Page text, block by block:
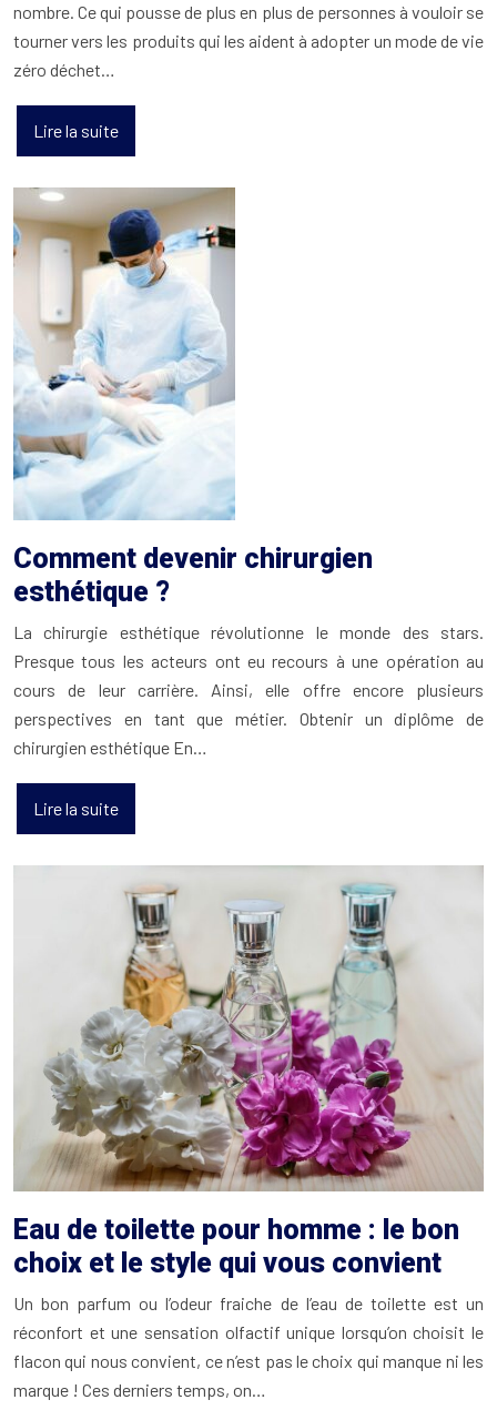
nombre. Ce qui pousse de plus en plus de personnes à vouloir se
tourner vers les produits qui les aident à adopter un mode de vie
zéro déchet…
Lire la suite
Comment devenir chirurgien
esthétique ?
La chirurgie esthétique révolutionne le monde des stars.
Presque tous les acteurs ont eu recours à une opération au
cours de leur carrière. Ainsi, elle offre encore plusieurs
perspectives en tant que métier. Obtenir un diplôme de
chirurgien esthétique En…
Lire la suite
Eau de toilette pour homme : le bon
choix et le style qui vous convient
Un bon parfum ou l’odeur fraiche de l’eau de toilette est un
réconfort et une sensation olfactif unique lorsqu’on choisit le
flacon qui nous convient, ce n’est pas le choix qui manque ni les
marque ! Ces derniers temps, on…